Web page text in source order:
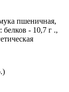
пшеничная,
- 10,7 г .,